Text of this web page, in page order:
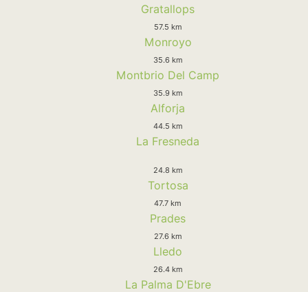
Gratallops
57.5 km
Monroyo
35.6 km
Montbrio Del Camp
35.9 km
Alforja
44.5 km
La Fresneda
24.8 km
Tortosa
47.7 km
Prades
27.6 km
Lledo
26.4 km
La Palma D'Ebre